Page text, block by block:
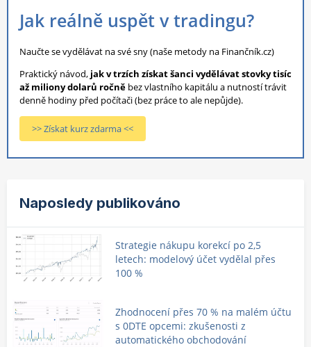
Jak reálně uspět v tradingu?
Naučte se vydělávat na své sny (naše metody na Finančník.cz)
Praktický návod, jak v trzích získat šanci vydělávat stovky tisíc
až miliony dolarů ročně bez vlastního kapitálu a nutností trávit
denně hodiny před počítači (bez práce to ale nepůjde).
>> Získat kurz zdarma <<
Naposledy publikováno
Strategie nákupu korekcí po 2,5
letech: modelový účet vydělal přes
100 %
Zhodnocení přes 70 % na malém účtu
s 0DTE opcemi: zkušenosti z
automatického obchodování